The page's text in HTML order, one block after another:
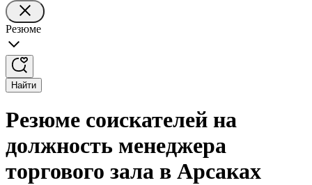
Резюме
Найти
Резюме соискателей на
должность менеджера
торгового зала в Арсаках